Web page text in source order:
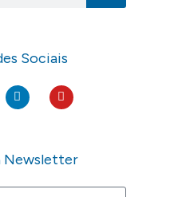
Sociais
Newsletter